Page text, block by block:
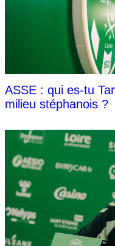
ASSE : qui es-tu
milieu stéphanois ?